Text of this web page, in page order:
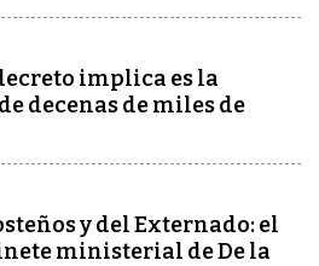
implica es la
decenas de miles de
y del Externado: el
ministerial de De la